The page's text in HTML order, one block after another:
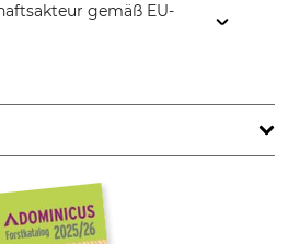
gemäß EU-
Art
Einhandschere